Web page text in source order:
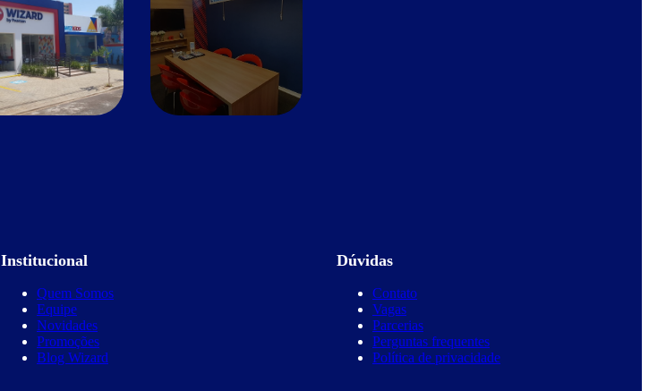
Institucional
Quem Somos
Equipe
Novidades
Promoções
Blog Wizard
Dúvidas
Contato
Vagas
Parcerias
Perguntas frequentes
Política de privacidade